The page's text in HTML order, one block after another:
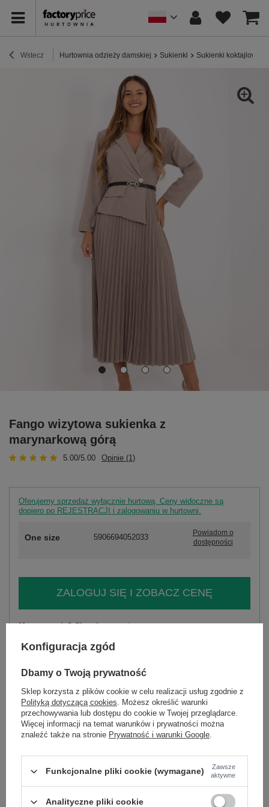
Wstecz Hurtownia odzieży damskiej Sukienki Sukienki koktajlowe /
Fango wizytowa sukienka z
marynarkową górą
5.00/5.00 Opinie (1)
Oferujemy sprzedaż wyłącznie hurtową. Ceny widoczne są
dopiero po REJESTRACJI i zalogowaniu w hurtowni.
One size 5906694052033
Powiadom o
dostępności
ZALOGUJ SIĘ I ZOBACZ CENĘ
Masz pytanie? Chętnie pomożemy.
Zadzwoń
+48 601 547 740
skład materiału : 70% wiskoza, 30% poliester
Kod produktu
IT-SK-21599.80
Marka
ITALY MODA
typ produktu
sukienka elegancka
fason
sukienka rozkloszowana
okazja
do pracy wizytowe
wzór
gładki
Konfiguracja zgód
Dbamy o Twoją prywatność
Sklep korzysta z plików cookie w celu realizacji usług zgodnie z
Polityką dotyczącą cookies. Możesz określić warunki
przechowywania lub dostępu do cookie w Twojej przeglądarce.
Więcej informacji na temat warunków i prywatności można
znaleźć także na stronie Prywatność i warunki Google.
Funkcjonalne pliki cookie (wymagane)
Zawsze
aktywne
Analityczne pliki cookie